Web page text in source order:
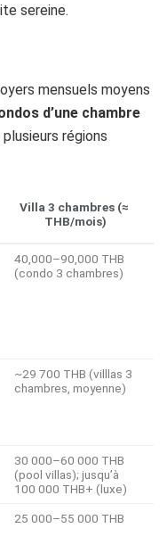
sereine.
mensuels moyens
d’une chambre
plusieurs régions
Villa 3 chambres (≈
THB/mois)
40,000–90,000 THB
(condo 3 chambres)
~29 700 THB (villlas 3
chambres, moyenne)
30 000–60 000 THB
(pool villas); jusqu’à
100 000 THB+ (luxe)
25 000–55 000 THB